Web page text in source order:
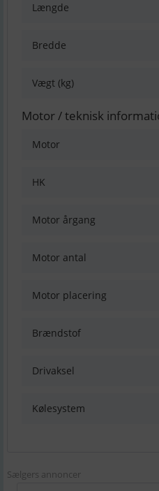
Længde
Bredde
Vægt (kg)
Motor / teknisk
Motor
HK
Motor årgang
Motor antal
Motor placering
Brændstof
Drivaksel
Kølesystem
Sælgers annoncer